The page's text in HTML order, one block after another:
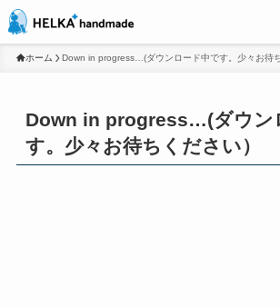
ホーム Down in progress…(ダウンロード中です。少々お待ち
Down in progress…(ダウン
す。少々お待ちください）